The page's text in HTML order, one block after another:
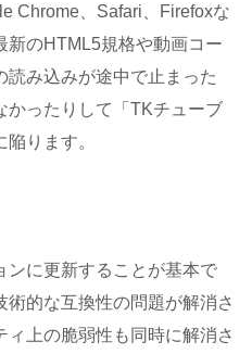
Chrome、Safari、Firefoxな
新のHTML5規格や動画コー
読み込みが途中で止まった
かったりして「TKチューブ
ります。
ンに更新することが基本で
的な互換性の問題が解消さ
上の脆弱性も同時に解消さ